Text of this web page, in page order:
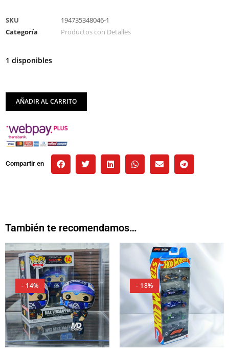
SKU
194735348046-1
Categoría
Productos con Detalles
1 disponibles
AÑADIR AL CARRITO
Compartir en
También te recomendamos…
- 14% - 18%